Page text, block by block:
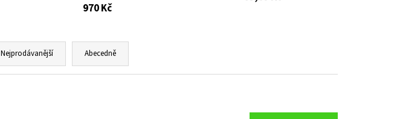
970 Kč
Nejprodávanější Abecedně
POTÁPĚČSKÁ MASKA MEDIUM
1 190 Kč